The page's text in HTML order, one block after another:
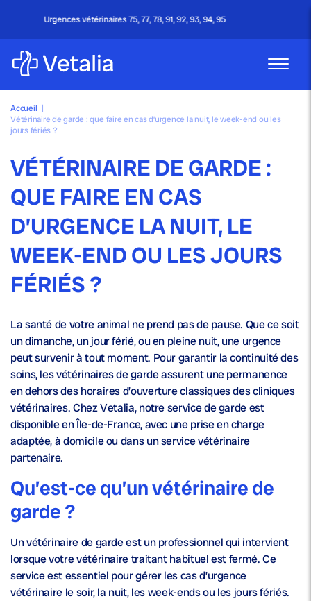
75, 77, 78, 91, 92, 93, 94, 95
Accueil |
Vétérinaire de garde : que faire en cas d’urgence la nuit, le week-end ou les
jours fériés ?
VÉTÉRINAIRE DE GARDE :
QUE FAIRE EN CAS
D’URGENCE LA NUIT, LE
WEEK-END OU LES JOURS
FÉRIÉS ?
La santé de votre animal ne prend pas de pause. Que ce soit
un dimanche, un jour férié, ou en pleine nuit, une urgence
peut survenir à tout moment. Pour garantir la continuité des
soins, les vétérinaires de garde assurent une permanence
en dehors des horaires d’ouverture classiques des cliniques
vétérinaires. Chez Vetalia, notre service de garde est
disponible en Île-de-France, avec une prise en charge
adaptée, à domicile ou dans un service vétérinaire
partenaire.
Qu’est-ce qu’un vétérinaire de
garde ?
Un vétérinaire de garde est un professionnel qui intervient
lorsque votre vétérinaire traitant habituel est fermé. Ce
service est essentiel pour gérer les cas d’urgence
vétérinaire le soir, la nuit, les week-ends ou les jours fériés.